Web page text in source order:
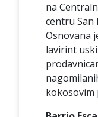
na
centru San
Osnovana
lavirint
kokosovim